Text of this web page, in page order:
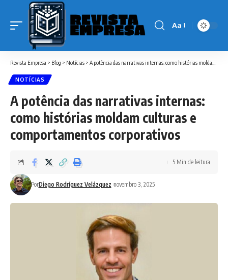
Font
Aa
Revista Empresa > Blog > Notícias > A potência das narrativas internas: como histórias moldam culturas e comportamentos corporativos
NOTÍCIAS
A potência das narrativas internas:
como histórias moldam culturas e
comportamentos corporativos
PorDiego Rodríguez Velázquez novembro 3, 2025
5 Min de leitura